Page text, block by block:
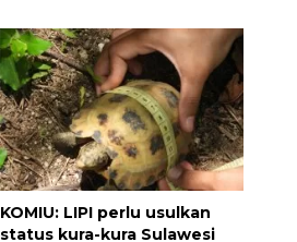
KOMIU: LIPI perlu usulkan
status kura-kura Sulawesi